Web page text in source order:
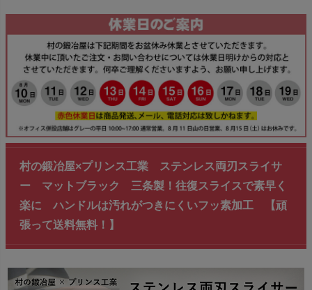
村の鍛冶屋×プリンス工業 ステンレス両刃スライサ
ー マットブラック 三条製！往復スライスで素早く
楽に ハンドルは汚れがつきにくいフッ素加工 【頑
張って送料無料！】